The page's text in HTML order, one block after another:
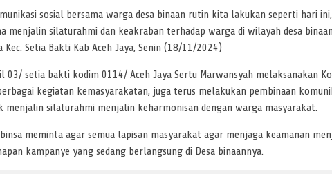
sosial bersama warga desa binaan rutin kita lakukan seperti hari
menjalin silaturahmi dan keakraban terhadap warga di wilayah desa
Kec. Setia Bakti Kab Aceh Jaya, Senin (18/11/2024)
03/ setia bakti kodim 0114/ Aceh Jaya Sertu Marwansyah melaksanakan
kegiatan kemasyarakatan, juga terus melakukan pembinaan
menjalin silaturahmi menjalin keharmonisan dengan warga masyarakat.
meminta agar semua lapisan masyarakat agar menjaga keamanan
kampanye yang sedang berlangsung di Desa binaannya.